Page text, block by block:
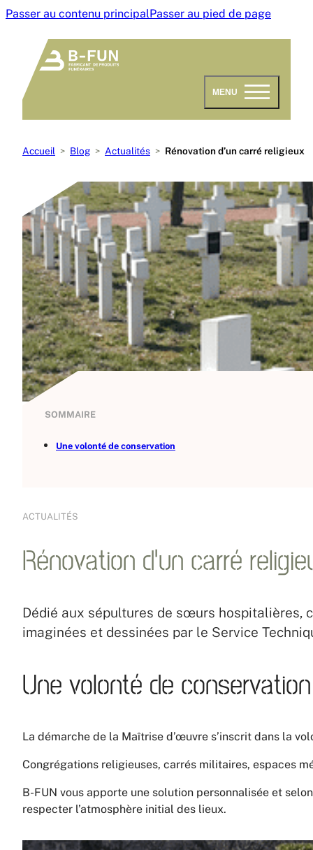
Passer au contenu principalPasser au pied de page
MENU
Accueil Blog Actualités Rénovation d’un carré religieux
ACTUALITÉS
Rénovation d’un carré
Dédié aux sépultures de sœurs hospitalières,
imaginées et dessinées par le Service
Une volonté de conservation
La démarche de la Maîtrise d’œuvre s’inscrit dans la
Congrégations religieuses, carrés militaires, espaces
B-FUN vous apporte une solution personnalisée et
respecter l’atmosphère initial des lieux.
SOMMAIRE
Une volonté de conservation